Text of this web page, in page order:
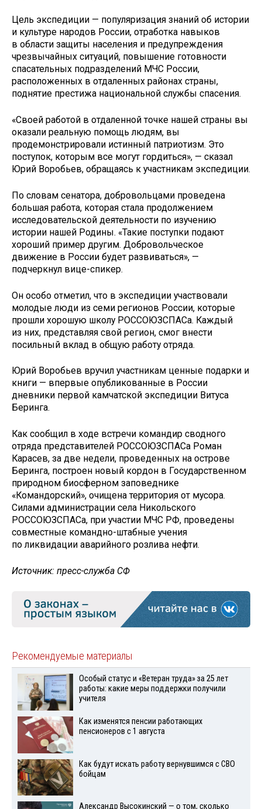
Цель экспедиции — популяризация знаний об истории
и культуре народов России, отработка навыков
в области защиты населения и предупреждения
чрезвычайных ситуаций, повышение готовности
спасательных подразделений МЧС России,
расположенных в отдаленных районах страны,
поднятие престижа национальной службы спасения.
«Своей работой в отдаленной точке нашей страны вы
оказали реальную помощь людям, вы
продемонстрировали истинный патриотизм. Это
поступок, которым все могут гордиться», — сказал
Юрий Воробьев, обращаясь к участникам экспедиции.
По словам сенатора, добровольцами проведена
большая работа, которая стала продолжением
исследовательской деятельности по изучению
истории нашей Родины. «Такие поступки подают
хороший пример другим. Добровольческое
движение в России будет развиваться», —
подчеркнул вице-спикер.
Он особо отметил, что в экспедиции участвовали
молодые люди из семи регионов России, которые
прошли хорошую школу РОССОЮЗСПАСа. Каждый
из них, представляя свой регион, смог внести
посильный вклад в общую работу отряда.
Юрий Воробьев вручил участникам ценные подарки и
книги — впервые опубликованные в России
дневники первой камчатской экспедиции Витуса
Беринга.
Как сообщил в ходе встречи командир сводного
отряда представителей РОССОЮЗСПАСа Роман
Карасев, за две недели, проведенных на острове
Беринга, построен новый кордон в Государственном
природном биосферном заповеднике
«Командорский», очищена территория от мусора.
Силами администрации села Никольского
РОССОЮЗСПАСа, при участии МЧС РФ, проведены
совместные командно-штабные учения
по ликвидации аварийного розлива нефти.
Источник: пресс-служба СФ
Рекомендуемые материалы
Особый статус и «Ветеран труда» за 25 лет
работы: какие меры поддержки получили
учителя
Как изменятся пенсии работающих
пенсионеров с 1 августа
Как будут искать работу вернувшимся с СВО
бойцам
Александр Высокинский — о том, сколько